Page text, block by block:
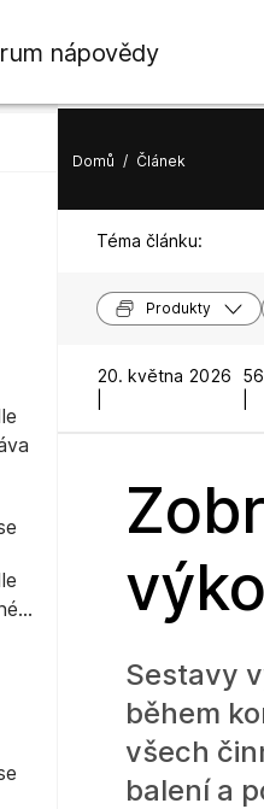
nápovědy
Domů / Článek
Téma článku:
Produkty
20. května 2026
Sestavy
během
všech
balení a